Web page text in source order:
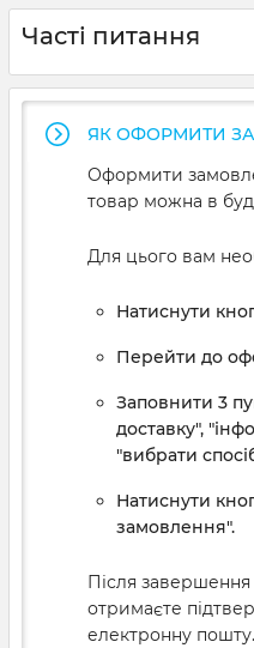
Часті питання
ЯК ОФОРМИТИ
Оформити
товар можна в
Для цього вам
Натиснути
Перейти до
Заповнити 3
доставку",
"вибрати
Натиснути
замовлення".
Після
отримаєте
електронну пошту.